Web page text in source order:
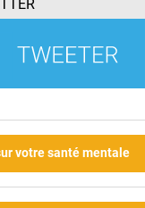
votre santé mentale